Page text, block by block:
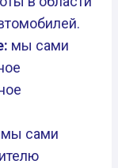
мы сами
мы сами